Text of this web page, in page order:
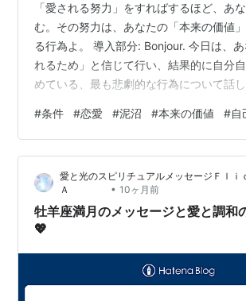
「愛される努力」をすればするほど、あ
む。その努力は、あなたの「本来の価値
る行為よ。 導入部分: Bonjour. 今日は、
れるため」と信じて行い、結果的に自分
めている、最も悲劇的な行為について話
「もっと愛されるため」に、自分を変えた
みに合わせたりする。しかし、恋愛心理
その「努力」は、「本来の私には価値が
で価値を付け足さなければならない」と
深層の自己否定を相手に伝えているのと
あなたの「努力」を見ることで、…
#条件 #恋愛 #泥沼 #本来の価値 #自
愛と光のスピリチュアルメッセージＦｌ
Ａ
• 10ヶ月前
牡羊座満月のメッセージと愛と調和
💖